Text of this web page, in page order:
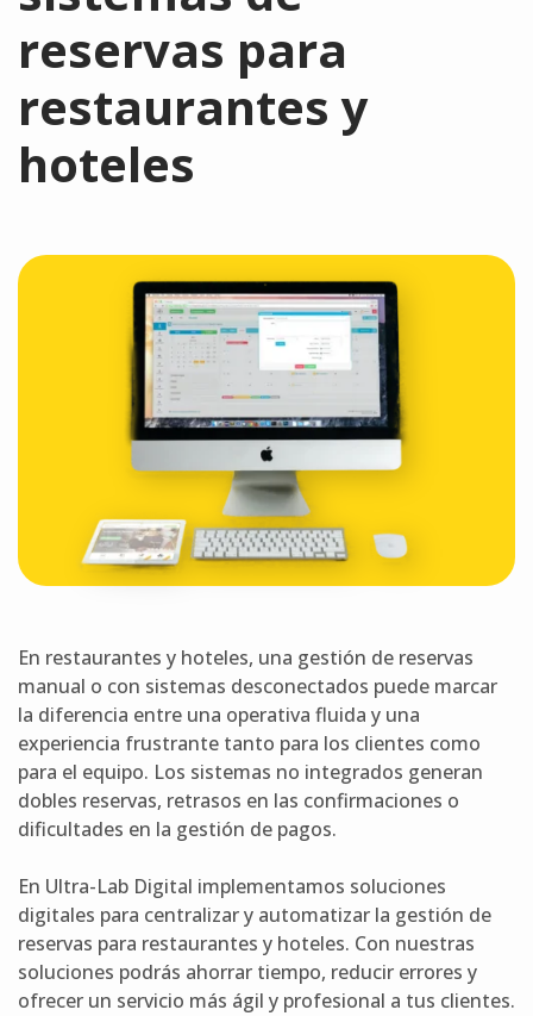
reservas para
restaurantes y
hoteles
En restaurantes y hoteles, una gestión de reservas
manual o con sistemas desconectados puede marcar
la diferencia entre una operativa fluida y una
experiencia frustrante tanto para los clientes como
para el equipo. Los sistemas no integrados generan
dobles reservas, retrasos en las confirmaciones o
dificultades en la gestión de pagos.
En Ultra-Lab Digital implementamos soluciones
digitales para centralizar y automatizar la gestión de
reservas para restaurantes y hoteles. Con nuestras
soluciones podrás ahorrar tiempo, reducir errores y
ofrecer un servicio más ágil y profesional a tus clientes.